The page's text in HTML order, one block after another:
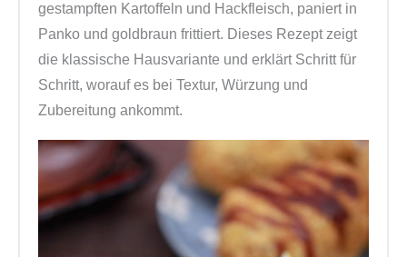
e
gestampften Kartoffeln und Hackfleisch, paniert in
Panko und goldbraun frittiert. Dieses Rezept zeigt
die klassische Hausvariante und erklärt Schritt für
Schritt, worauf es bei Textur, Würzung und
Zubereitung ankommt.